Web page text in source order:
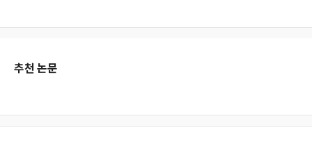
추천 논문